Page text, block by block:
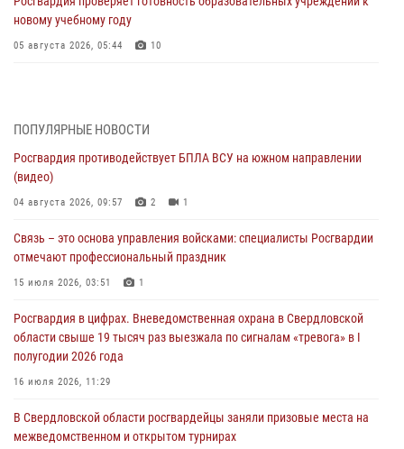
новому учебному году
05 августа 2026, 05:44 10
04 августа 2026, 09:57 2
Росгвардия приняла участие в обеспечении безопасности Дня
города в Екатеринбурге
03 августа 2026, 07:43 3
Росгвардия приняла участие в межведомственном
антитеррористическом учении в Свердловской области
31 июля 2026, 12:27 1
Росгвардия обеспечивает безопасность граждан на южном
направлении
31 июля 2026, 06:56
рассказал об итогах работы подразделения в эфире телекомпании
«Телекон»
ПОПУЛЯРНЫЕ НОВОСТИ
Росгвардия противодействует БПЛА ВСУ на южном направлении
(видео)
04 августа 2026, 09:57 2 1
Связь – это основа управления войсками: специалисты Росгвардии
отмечают профессиональный праздник
15 июля 2026, 03:51 1
Росгвардия в цифрах. Вневедомственная охрана в Свердловской
области свыше 19 тысяч раз выезжала по сигналам «тревога» в I
полугодии 2026 года
16 июля 2026, 11:29
В Свердловской области росгвардейцы заняли призовые места на
межведомственном и открытом турнирах